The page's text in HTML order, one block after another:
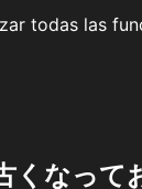
todas las
くなって